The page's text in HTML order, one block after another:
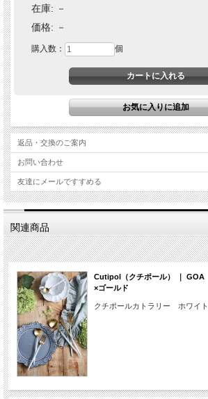
在庫: －
価格: －
購入数： 個
返品・交換のご案内
お問い合わせ
友達にメールですすめる
関連商品
Cutipol（クチポール） ｜
×ゴールド
クチポールカトラリー ホワイ